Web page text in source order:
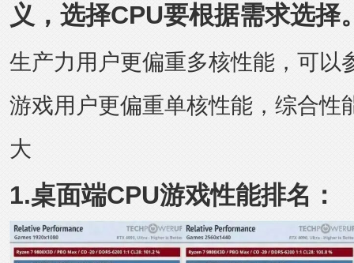
义，选择CPU要根据需求选择
生产力用户更偏重多核性能，可以
游戏用户更偏重单核性能，综合性
大
1.桌面端CPU游戏性能排名：